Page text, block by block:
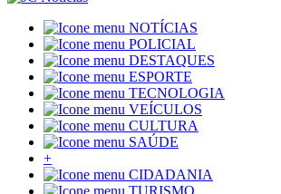
NOTÍCIAS
POLICIAL
DESTAQUES
ESPORTE
TECNOLOGIA
VEÍCULOS
CULTURA
SAÚDE
+
CIDADANIA
TURISMO